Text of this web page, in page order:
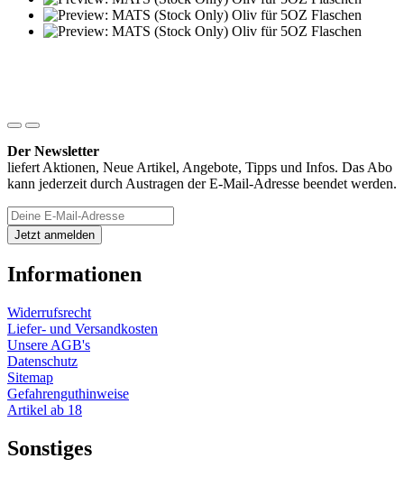
Der Newsletter
liefert Aktionen, Neue Artikel, Angebote, Tipps und Infos. Das Abo
kann jederzeit durch Austragen der E-Mail-Adresse beendet werden.
Informationen
Widerrufsrecht
Liefer- und Versandkosten
Unsere AGB's
Datenschutz
Sitemap
Gefahrenguthinweise
Artikel ab 18
Sonstiges